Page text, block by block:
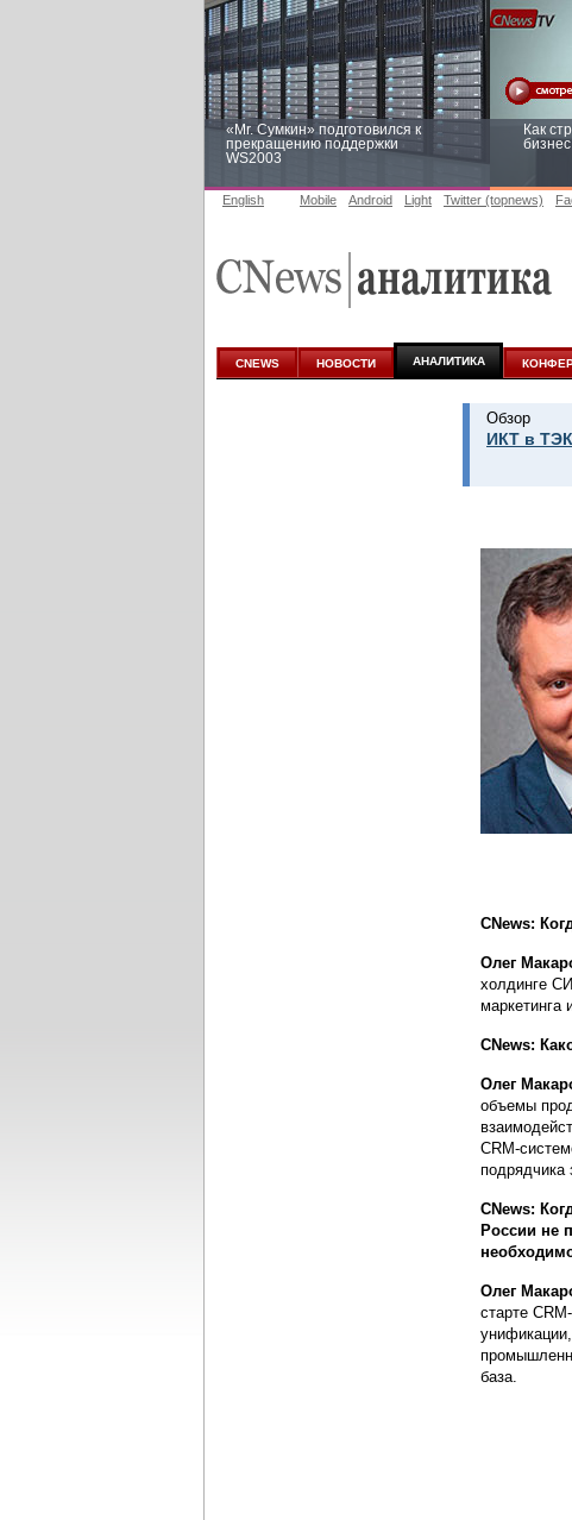
«Mr. Сумкин» подготовился к
прекращению поддержки
WS2003
Как
аналитике
English Mobile Android Light Twitter (topnews)
CNEWS НОВОСТИ АНАЛИТИКА
Обзор
ИКТ в
CNews:
Олег
холдинге
маркетинга
CNews:
Олег
объемы
CRM-
подрядчика
CNews:
России не
Олег
старте
база.